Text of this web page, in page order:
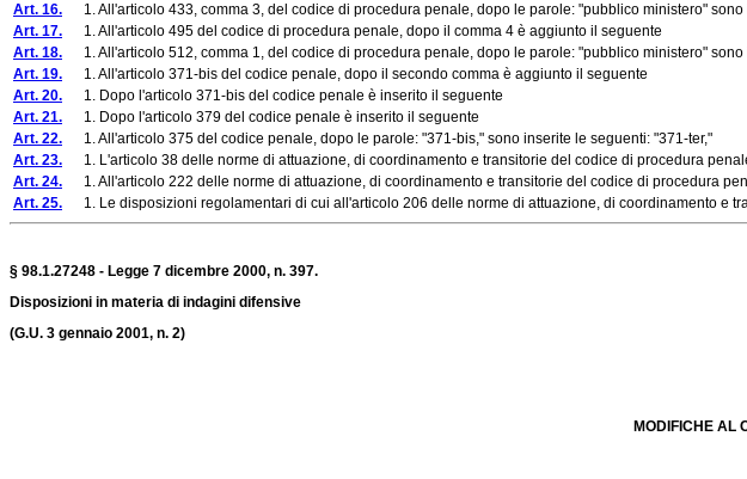
Art. 16. 1. All'articolo 433, comma 3, del codice di procedura penale, dopo le parole: "pubblico ministero"
Art. 17. 1. All'articolo 495 del codice di procedura penale, dopo il comma 4 è aggiunto il seguente
Art. 18. 1. All'articolo 512, comma 1, del codice di procedura penale, dopo le parole: "pubblico ministero"
Art. 19. 1. All'articolo 371-bis del codice penale, dopo il secondo comma è aggiunto il seguente
Art. 20. 1. Dopo l'articolo 371-bis del codice penale è inserito il seguente
Art. 21. 1. Dopo l'articolo 379 del codice penale è inserito il seguente
Art. 22. 1. All'articolo 375 del codice penale, dopo le parole: "371-bis," sono inserite le seguenti: "371-ter,"
Art. 23. 1. L'articolo 38 delle norme di attuazione, di coordinamento e transitorie del codice di procedura
Art. 24. 1. All'articolo 222 delle norme di attuazione, di coordinamento e transitorie del codice di procedura
Art. 25. 1. Le disposizioni regolamentari di cui all'articolo 206 delle norme di attuazione, di coordinamento e
§ 98.1.27248 - Legge 7 dicembre 2000, n. 397.
Disposizioni in materia di indagini difensive
(G.U. 3 gennaio 2001, n. 2)
MODIFICHE AL